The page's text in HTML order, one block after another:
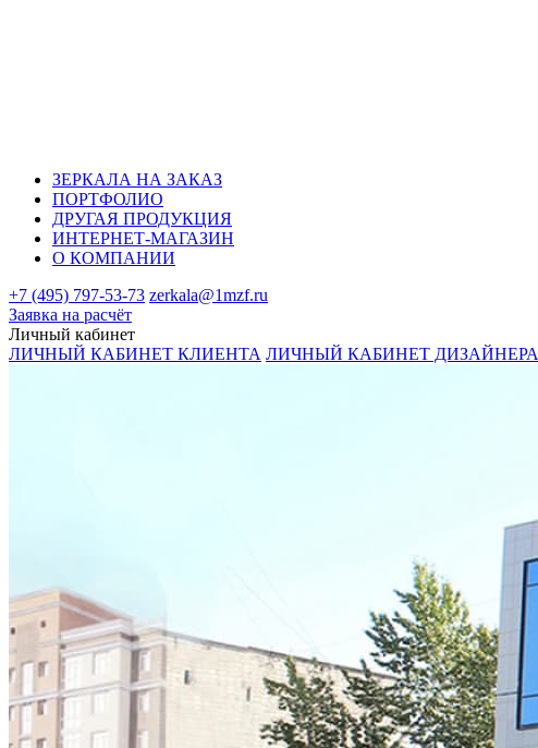
ЗЕРКАЛА НА ЗАКАЗ
ПОРТФОЛИО
ДРУГАЯ ПРОДУКЦИЯ
ИНТЕРНЕТ-МАГАЗИН
О КОМПАНИИ
+7 (495) 797-53-73 zerkala@1mzf.ru
Заявка на расчёт
Личный кабинет
ЛИЧНЫЙ КАБИНЕТ КЛИЕНТА ЛИЧНЫЙ КАБИНЕТ ДИЗАЙНЕРА